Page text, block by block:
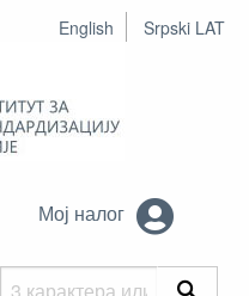
English Srpski LAT
Мој налог